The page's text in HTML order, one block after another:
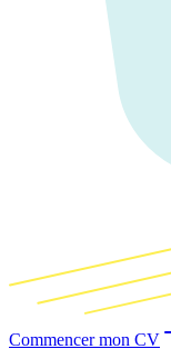
Commencer mon CV